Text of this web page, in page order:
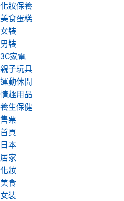
女裝
化妝保養
美食蛋糕
女裝
男裝
3C家電
親子玩具
運動休閒
情趣用品
養生保健
售票
首頁
日本
居家
化妝
美食
女裝